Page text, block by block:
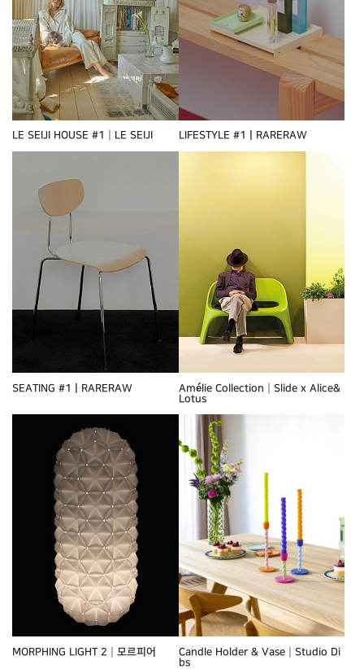
LE SEIJI HOUSE #1┃LE SEIJI LIFESTYLE #1ㅣRARERAW
SEATING #1ㅣRARERAW
Amélie Collection┃Slide x Alice&
Lotus
MORPHING LIGHT 2┃모르피어
Candle Holder & Vase┃Studio Di
bs